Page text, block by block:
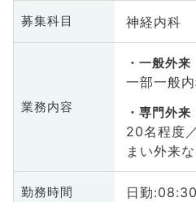
募集科目 神経内科
業務内容
一般外来
一部一般
専門外来
20名程度
まい外来
勤務時間 日勤